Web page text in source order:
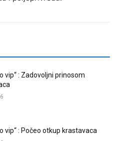
vip“ : Zadovoljni prinosom
vip“ : Počeo otkup krastavaca